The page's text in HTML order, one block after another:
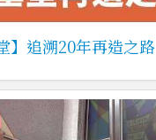
】追溯20年再造之路